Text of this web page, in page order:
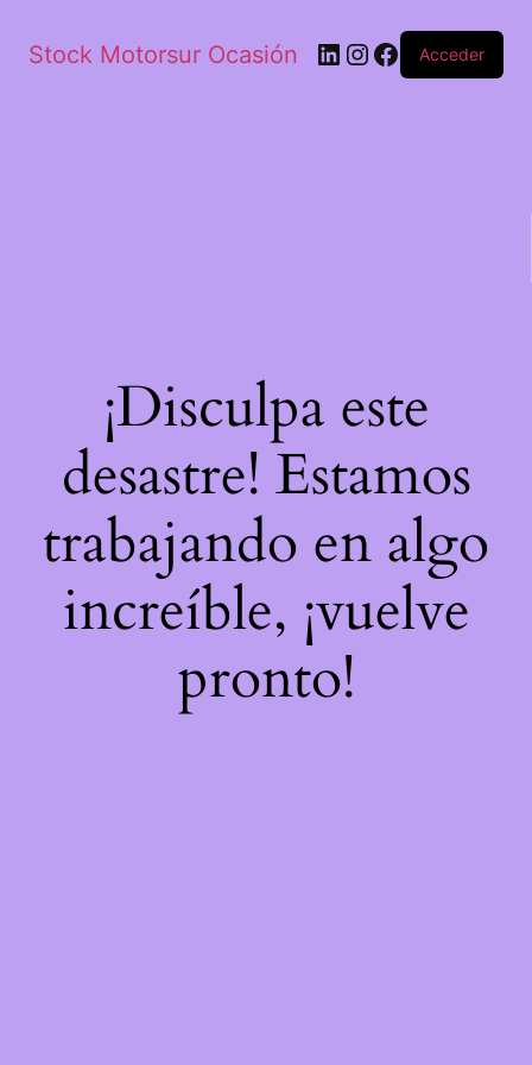
Stock Motorsur Ocasión Acceder
¡Disculpa este
desastre! Estamos
trabajando en algo
increíble, ¡vuelve
pronto!